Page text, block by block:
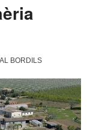
BORDILS